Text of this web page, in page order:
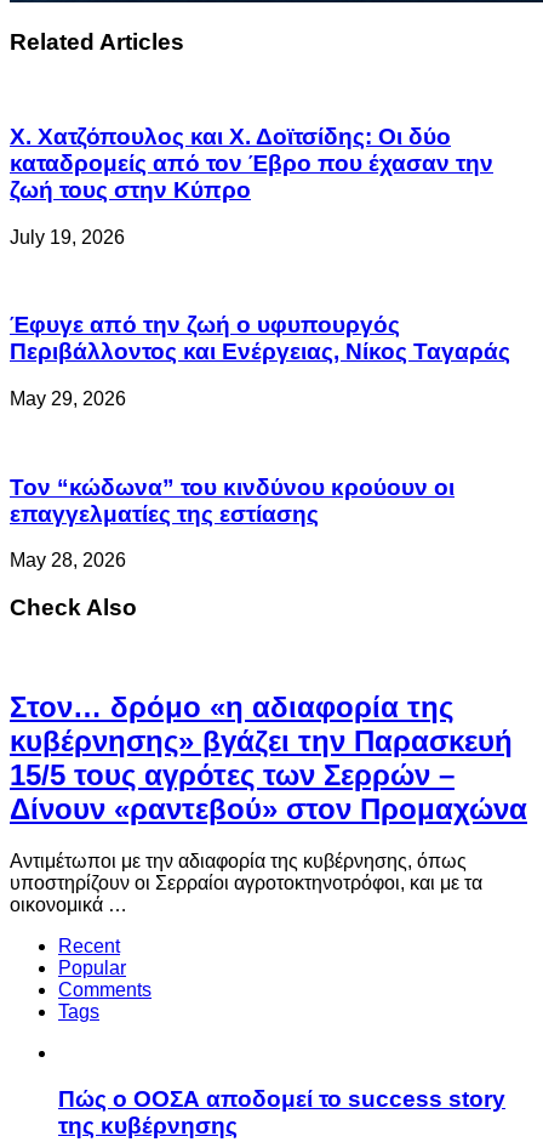
Related Articles
Χ. Χατζόπουλος και Χ. Δοϊτσίδης: Οι δύο
καταδρομείς από τον Έβρο που έχασαν την
ζωή τους στην Κύπρο
July 19, 2026
Έφυγε από την ζωή ο υφυπουργός
Περιβάλλοντος και Ενέργειας, Νίκος Ταγαράς
May 29, 2026
Τον “κώδωνα” του κινδύνου κρούουν οι
επαγγελματίες της εστίασης
May 28, 2026
Check Also
Στον… δρόμο «η αδιαφορία της
κυβέρνησης» βγάζει την Παρασκευή
15/5 τους αγρότες των Σερρών –
Δίνουν «ραντεβού» στον Προμαχώνα
Αντιμέτωποι με την αδιαφορία της κυβέρνησης, όπως
υποστηρίζουν οι Σερραίοι αγροτοκτηνοτρόφοι, και με τα
οικονομικά …
Recent
Popular
Comments
Tags
Πώς ο ΟΟΣΑ αποδομεί το success story
της κυβέρνησης